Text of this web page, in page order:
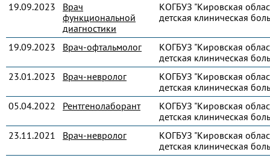
19.09.2023
Врач
функциональной
диагностики
КОГБУЗ "Кировская
детская клиническая
19.09.2023 Врач-офтальмолог
КОГБУЗ "Кировская
детская клиническая
23.01.2023
Врач-невролог
КОГБУЗ "Кировская
детская клиническая
05.04.2022
Рентгенолаборант
КОГБУЗ "Кировская
детская клиническая
23.11.2021
Врач-невролог
КОГБУЗ "Кировская
детская клиническая